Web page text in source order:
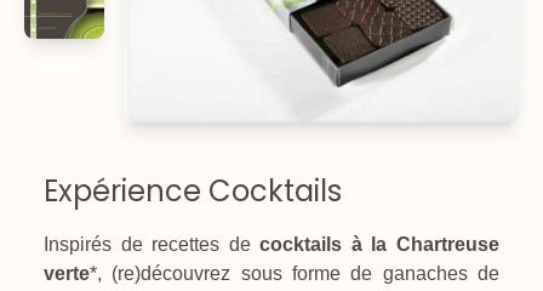
Expérience Cocktails
Inspirés de recettes decocktails à la Chartreuse
verte*, (re)découvrez sous forme de ganaches de